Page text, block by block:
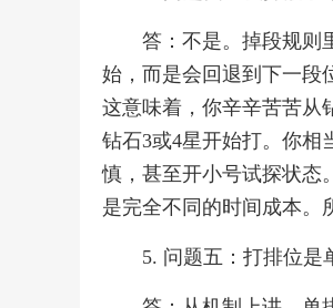
答：不是。掉段规则
始，而是会回退到下一段
这意味着，你辛辛苦苦从
钻石3或4星开始打。你相
慎，甚至开小号试探状态
是完全不同的时间成本。
5. 问题五：打排位是